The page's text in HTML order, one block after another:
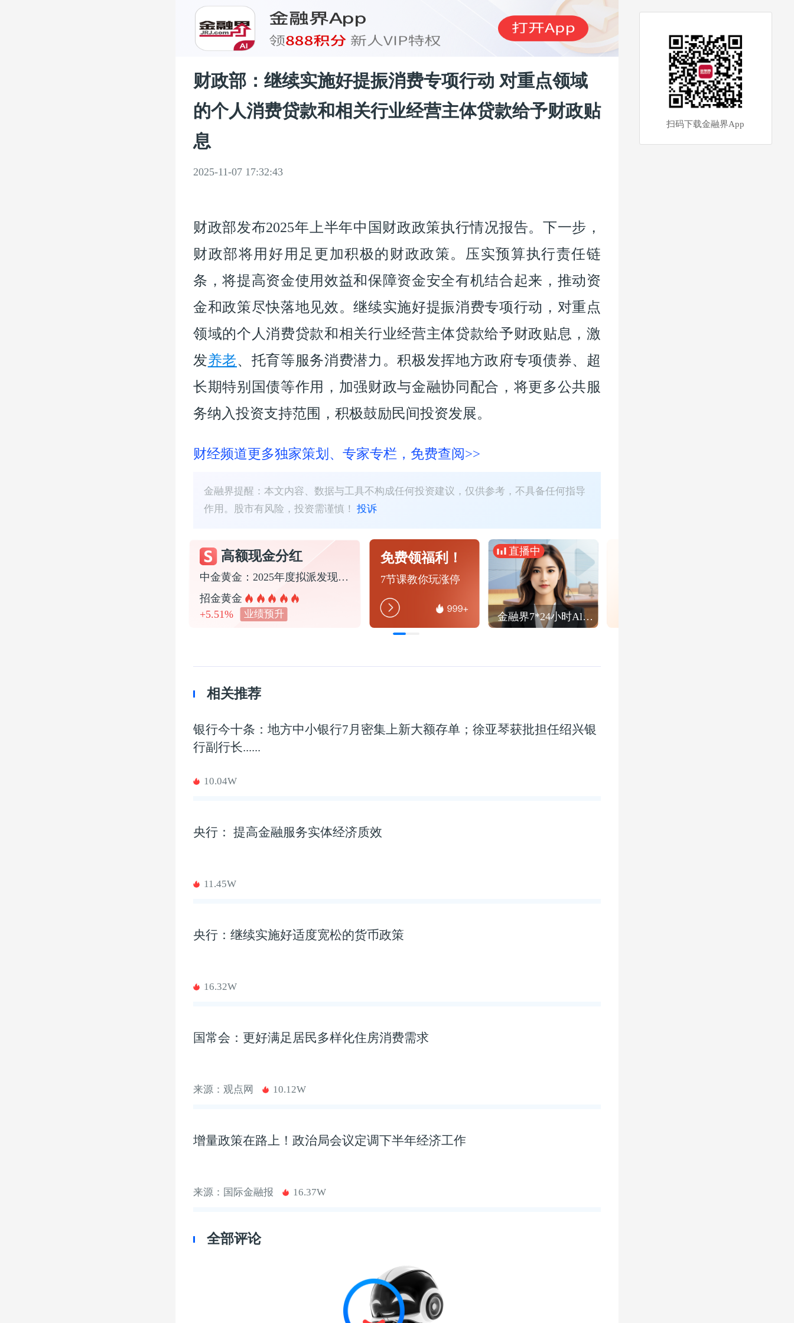
财政部：继续实施好提振消费专项行动 对重点领域
的个人消费贷款和相关行业经营主体贷款给予财政贴
息
2025-11-07 17:32:43
财政部发布2025年上半年中国财政政策执行情况报告。下一步，
财政部将用好用足更加积极的财政政策。压实预算执行责任链
条，将提高资金使用效益和保障资金安全有机结合起来，推动资
金和政策尽快落地见效。继续实施好提振消费专项行动，对重点
领域的个人消费贷款和相关行业经营主体贷款给予财政贴息，激
发养老、托育等服务消费潜力。积极发挥地方政府专项债券、超
长期特别国债等作用，加强财政与金融协同配合，将更多公共服
务纳入投资支持范围，积极鼓励民间投资发展。
财经频道更多独家策划、专家专栏，免费查阅>>
金融界提醒：本文内容、数据与工具不构成任何投资建议，仅供参考，不具备任何指导
作用。股市有风险，投资需谨慎！ 投诉
高额现金分红
中金黄金：2025年度拟派发现金红利22.20亿元
招金黄金
+5.51%
业绩预升
免费领福利！
7节课教你玩涨停
直播中
金融界7*24小时Al直播
相关推荐
银行今十条：地方中小银行7月密集上新大额存单；徐亚琴获批担任绍兴银
行副行长......
10.04W
央行： 提高金融服务实体经济质效
11.45W
央行：继续实施好适度宽松的货币政策
16.32W
国常会：更好满足居民多样化住房消费需求
来源：观点网 10.12W
增量政策在路上！政治局会议定调下半年经济工作
来源：国际金融报 16.37W
全部评论
扫码下载金融界App